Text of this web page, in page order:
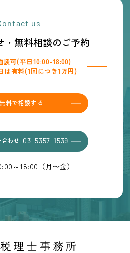
us
・無料相談のご予約
談可(平日10:00-18:00)
は有料(1回につき1万円)
料で相談する
合わせ 03-5357-1539
～18:00（月〜金）